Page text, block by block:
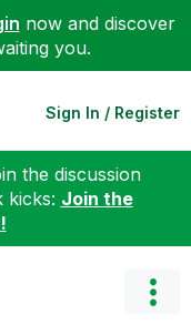
now and discover
you.
Sign In / Register
the discussion
kicks: Join the